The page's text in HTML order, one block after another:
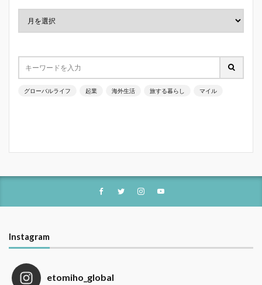
グローバルライフ 起業 海外生活 旅する暮らし マイル
Instagram
etomiho_global